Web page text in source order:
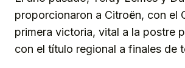
proporcionaron a Citroën, con el
primera victoria, vital a la postre
con el título regional a finales de